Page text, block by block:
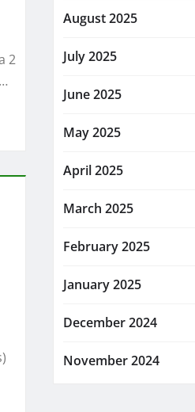
2
August 2025
July 2025
June 2025
May 2025
April 2025
March 2025
February 2025
January 2025
December 2024
November 2024